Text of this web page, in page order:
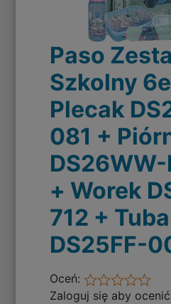
Paso
Szkolny
Plecak
081 +
+ Worek
712 + Tuba
DS25FF-
Oceń:
Zaloguj się aby ocenić